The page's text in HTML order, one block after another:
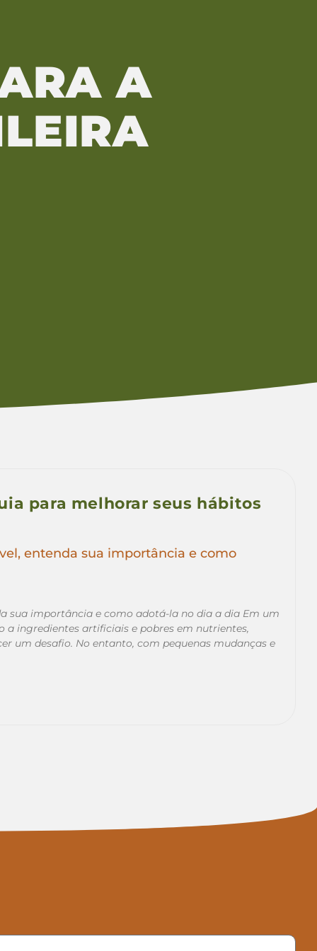
A
para melhorar seus hábitos
entenda sua importância e como
sua importância e como adotá-la no dia a dia Em um
a ingredientes artificiais e pobres em nutrientes,
um desafio. No entanto, com pequenas mudanças e